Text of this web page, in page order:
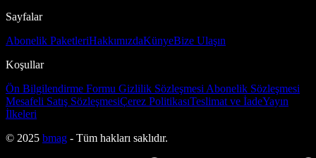
Sayfalar
Abonelik PaketleriHakkımızdaKünyeBize Ulaşın
Koşullar
Ön Bilgilendirme Formu Gizlilik Sözleşmesi Abonelik Sözleşmesi
Mesafeli Satış SözleşmesiÇerez PolitikasıTeslimat ve İadeYayın
İlkeleri
© 2025 bmag - Tüm hakları saklıdır.